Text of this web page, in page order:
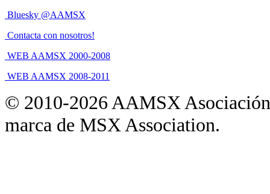
Bluesky @AAMSX
Contacta con nosotros!
WEB AAMSX 2000-2008
WEB AAMSX 2008-2011
© 2010-2026 AAMSX
marca de MSX Association.